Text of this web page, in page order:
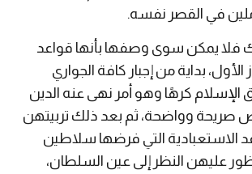
في القصر نفسه.
فلا يمكن سوى وصفها بأنها قواعد
بداية من إجبار كافة الجواري
الإسلام كرهًا وهو أمر نهى عنه الدين
صريحة وواضحة، ثم بعد ذلك تربيتهن
الاستعبادية التي فرضها سلاطين
عليهن النظر إلى عين السلطان،